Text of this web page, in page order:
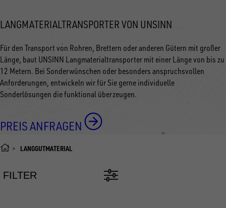
LANGMATERIALTRANSPORTER VON UNSINN
Für den Transport von Rohren, Brettern oder anderen Gütern mit großer
Länge, baut UNSINN Langmaterialtransporter mit einer Länge von bis zu
12 Metern. Bei Sonderwünschen oder besonders anspruchsvollen
Anforderungen, entwickeln wir für Sie gerne individuelle
Sonderlösungen die funktional überzeugen.
PREIS ANFRAGEN
LANGGUTMATERIAL
FILTER